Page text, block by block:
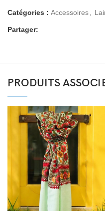
Catégories : Accessoires
Partager:
PRODUITS